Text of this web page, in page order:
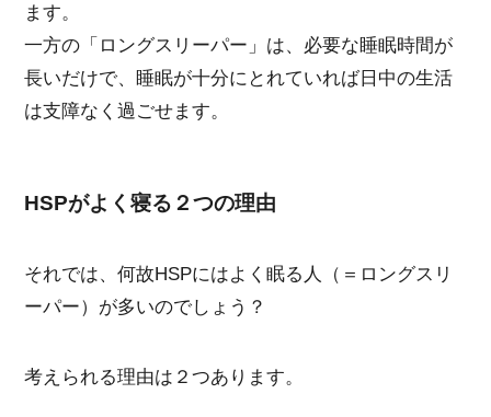
ます。
一方の「ロングスリーパー」は、必要な睡眠時間が
長いだけで、睡眠が十分にとれていれば日中の生活
は支障なく過ごせます。
HSPがよく寝る２つの理由
それでは、何故HSPにはよく眠る人（＝ロングスリ
ーパー）が多いのでしょう？
考えられる理由は２つあります。